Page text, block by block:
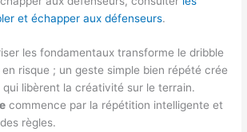
et échapper aux défenseurs.
les fondamentaux transforme le dribble
risque ; un geste simple bien répété crée
libèrent la créativité sur le terrain.
commence par la répétition intelligente et
règles.